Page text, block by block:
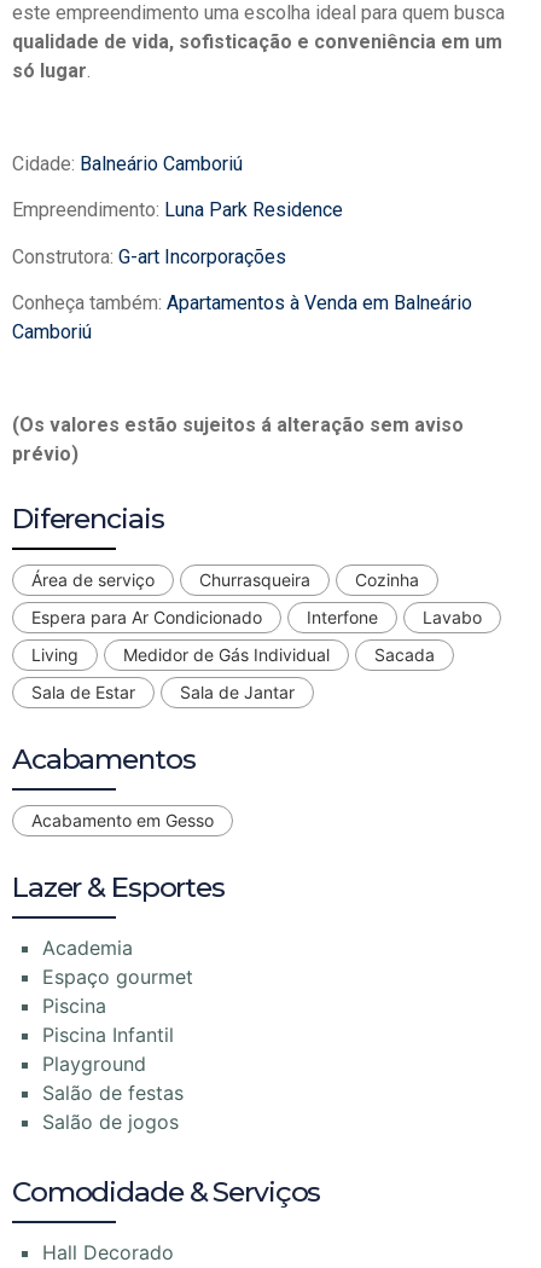
este empreendimento uma escolha ideal para quem busca
qualidade de vida, sofisticação e conveniência em um
só lugar.
Cidade: Balneário Camboriú
Empreendimento: Luna Park Residence
Construtora: G-art Incorporações
Conheça também: Apartamentos à Venda em Balneário
Camboriú
(Os valores estão sujeitos á alteração sem aviso
prévio)
Diferenciais
Área de serviço Churrasqueira
Cozinha
Espera para Ar Condicionado
Interfone
Lavabo
Living
Medidor de Gás Individual
Sacada
Sala de Estar
Sala de Jantar
Acabamentos
Acabamento em Gesso
Lazer & Esportes
Academia
Espaço gourmet
Piscina
Piscina Infantil
Playground
Salão de festas
Salão de jogos
Comodidade & Serviços
Hall Decorado